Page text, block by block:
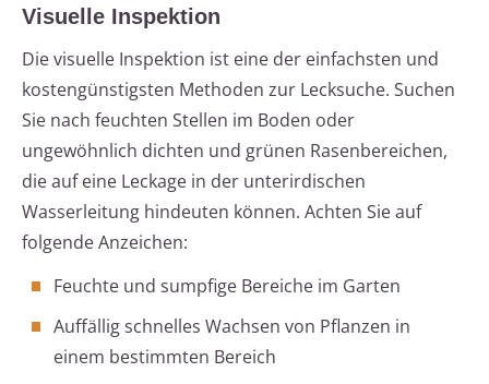
Visuelle Inspektion
Die visuelle Inspektion ist eine der einfachsten und
kostengünstigsten Methoden zur Lecksuche. Suchen
Sie nach feuchten Stellen im Boden oder
ungewöhnlich dichten und grünen Rasenbereichen,
die auf eine Leckage in der unterirdischen
Wasserleitung hindeuten können. Achten Sie auf
folgende Anzeichen:
Feuchte und sumpfige Bereiche im Garten
Auffällig schnelles Wachsen von Pflanzen in
einem bestimmten Bereich